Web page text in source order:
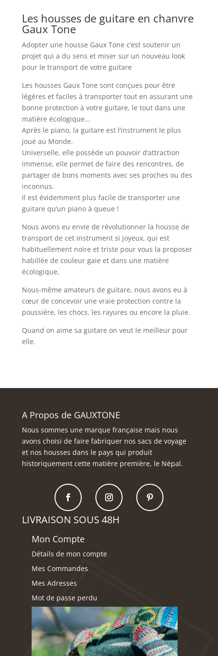
Les housses de guitare en chanvre
Gaux Tone
Adopter une housse Gaux Tone c’est soutenir un
projet qui a du sens et miser sur un nouveau look
pour le transport de votre guitare
Les housses Gaux Tone sont conçues pour être
légères et faciles à transporter tout en assurant une
bonne protection à votre guitare, le tout dans une
matière écologique…
Après le piano, la guitare est l’instrument le plus
joué au Monde.
Universelle, elle possède un pouvoir d’attraction
immense, elle permet de faire des rencontres, de
partager de bons moments avec ses proches ou des
inconnus.
Il est évidemment plus facile de transporter une
guitare qu’un piano à queue !
Nous avons eu envie de révolutionner la housse de
transport de cet instrument si joyeux, qui est
habituellement noire et triste pour vous la proposer
habillée de couleur gaie et dans une matière
écologique,
Nous-même amateurs de guitare, nous avons eu à
cœur de concevoir une vraie protection contre la
poussière, les chocs, les rayures ou encore la pluie.
Quand on aime sa guitare on veut le meilleur pour
elle.
A Propos de GAUXTONE
Nous sommes une marque française mais nous
avons choisi de faire fabriquer nos sacs de voyage
et nos housses dans le pays qui produit
historiquement cette matière première, le Népal.
LIVRAISON SOUS 48H
Mon Compte
Détails de mon compte
Mes Commandes
Mes Adresses
Mot de passe perdu